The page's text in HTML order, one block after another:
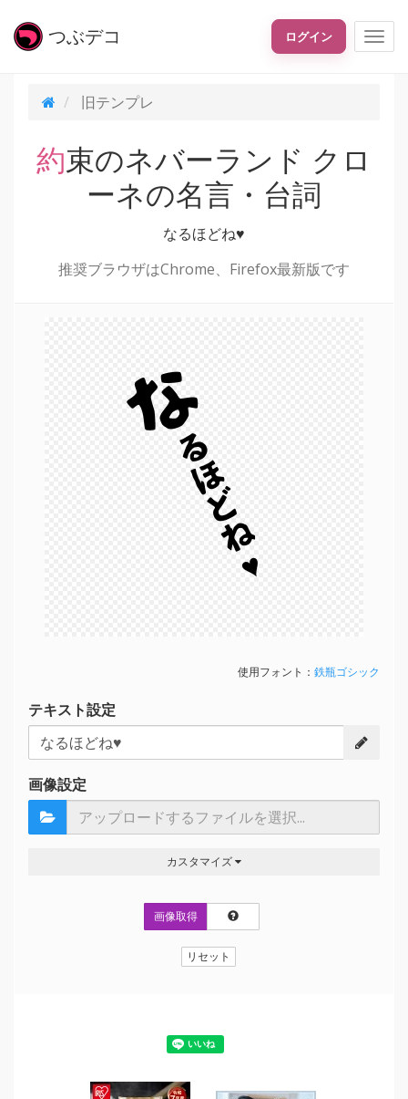
つぶデコ ログイン
旧テンプレ
約束のネバーランド クロ
ーネの名言・台詞
なるほどね♥
推奨ブラウザはChrome、Firefox最新版です
な
るほどね♥
使用フォント： 鉄瓶ゴシック
テキスト設定
画像設定
カスタマイズ
画像取得
リセット